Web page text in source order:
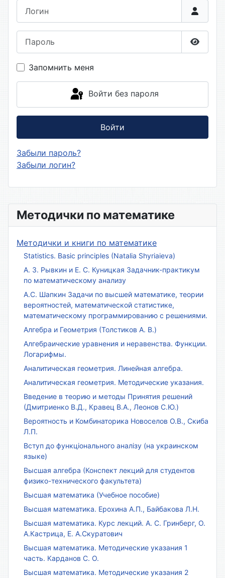
Методички по математике
Методички и книги по математике
Statistics. Basic principles (Natalia Shyriaieva)
А. З. Рывкин и Е. С. Куницкая Задачник-практикум
по математическому анализу
А.С. Шапкин Задачи по высшей математике, теории
вероятностей, математической статистике,
математическому программированию с решениями.
Алгебра и Геометрия (Толстиков А. В.)
Алгебраические уравнения и неравенства. Функции.
Логарифмы.
Аналитическая геометрия. Линейная алгебра.
Аналитическая геометрия. Методические указания.
Введение в теорию и методы Принятия решений
(Дмитриенко В.Д., Кравец В.А., Леонов С.Ю.)
Вероятность и Комбинаторика Новоселов О.В., Скиба
Л.П.
Вступ до функціонального аналізу (на украинском
языке)
Высшая алгебра (Конспект лекций для студентов
физико-технического факультета)
Высшая математика (Учебное пособие)
Высшая математика. Ерохина А.П., Байбакова Л.Н.
Высшая математика. Курс лекций. А. С. Гринберг, О.
А.Кастрица, Е. А.Скуратович
Высшая математика. Методические указания 1
часть. Карданов С. О.
Высшая математика. Методические указания 2
Запомнить меня
Войти без пароля
Войти
Забыли пароль?
Забыли логин?